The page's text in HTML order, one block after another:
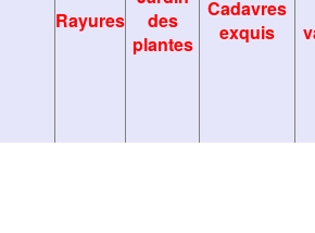
Rayures
des
plantes
Cadavres
exquis